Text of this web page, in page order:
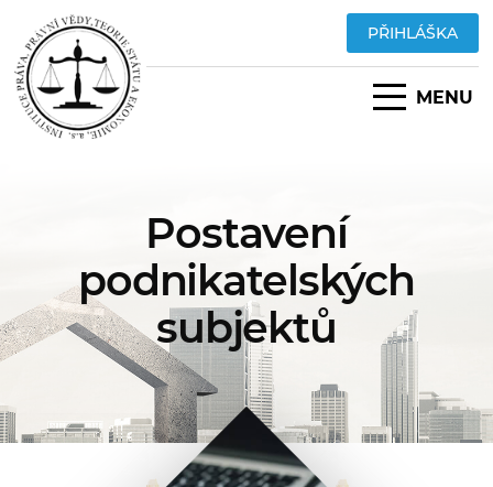
PŘIHLÁŠKA
MENU
Postavení
podnikatelských
subjektů